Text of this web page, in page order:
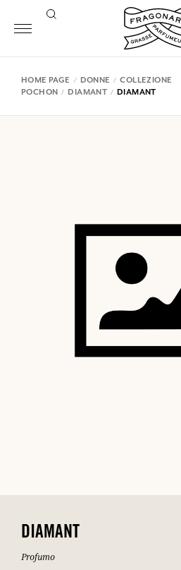
HOME PAGE DONNE
COLLEZIONE
POCHON
DIAMANT DIAMANT
DIAMANT
Profumo